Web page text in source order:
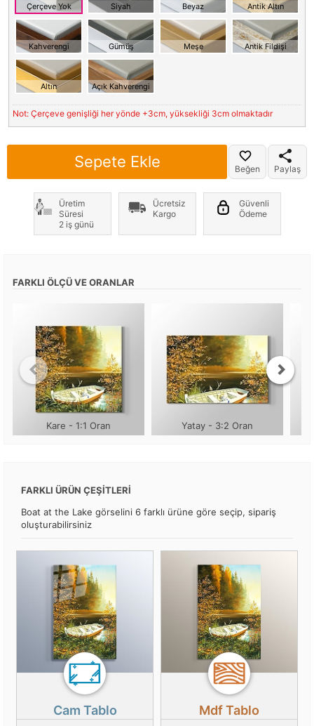
Çerçeve Yok Siyah Beyaz Antik Altın
Kahverengi Gümüş Meşe Antik Fildişi
Altın Açık Kahverengi
Not: Çerçeve genişliği her yönde +3cm, yüksekliği 3cm olmaktadır
Sepete Ekle Beğen Paylaş
Üretim
Süresi
2 iş günü
Ücretsiz
Kargo
Güvenli
Ödeme
FARKLI ÖLÇÜ VE ORANLAR
Kare - 1:1 Oran Yatay - 3:2 Oran
FARKLI ÜRÜN ÇEŞİTLERİ
Boat at the Lake görselini 6 farklı ürüne göre seçip, sipariş
oluşturabilirsiniz
Cam Tablo Mdf Tablo